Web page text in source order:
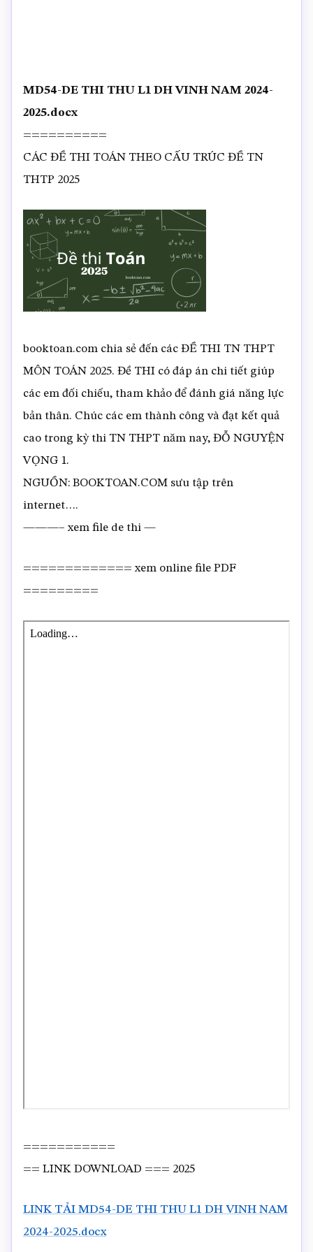
MD54-DE THI THU L1 DH VINH NAM 2024-
2025.docx
==========
CÁC ĐỀ THI TOÁN THEO CẤU TRÚC ĐỀ TN
THTP 2025
booktoan.com chia sẻ đến các ĐỀ THI TN THPT
MÔN TOÁN 2025. Đề THI có đáp án chi tiết giúp
các em đối chiếu, tham khảo để đánh giá năng lực
bản thân. Chúc các em thành công và đạt kết quả
cao trong kỳ thi TN THPT năm nay, ĐỖ NGUYỆN
VỌNG 1.
NGUỒN: BOOKTOAN.COM sưu tập trên
internet….
———– xem file de thi —
============= xem online file PDF
=========
===========
== LINK DOWNLOAD === 2025
LINK TẢI MD54-DE THI THU L1 DH VINH NAM
2024-2025.docx